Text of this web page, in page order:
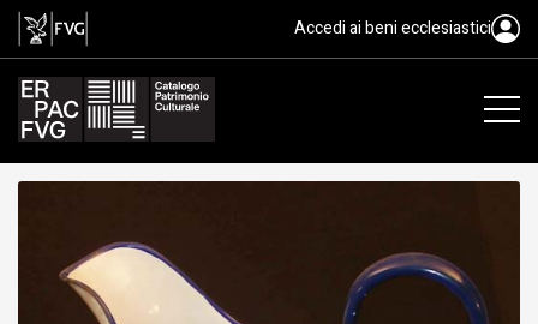
brocca, bocalete Accedi ai beni ecclesiastici